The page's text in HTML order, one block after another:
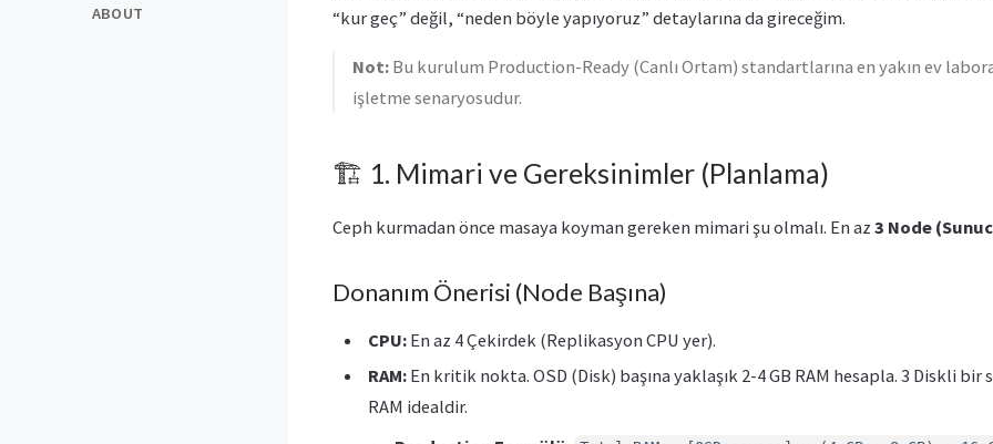
ABOUT
“kur geç” değil, “neden böyle yapıyoruz” detaylarına da gireceğim.
Not: Bu kurulum Production-Ready (Canlı Ortam) standartlarına en yakın ev
işletme senaryosudur.
🏗️ 1. Mimari ve Gereksinimler (Planlama)
Ceph kurmadan önce masaya koyman gereken mimari şu olmalı. En az 3 Node
Donanım Önerisi (Node Başına)
CPU: En az 4 Çekirdek (Replikasyon CPU yer).
RAM: En kritik nokta. OSD (Disk) başına yaklaşık 2-4 GB RAM hesapla. 3 Diskli bir
RAM idealdir.